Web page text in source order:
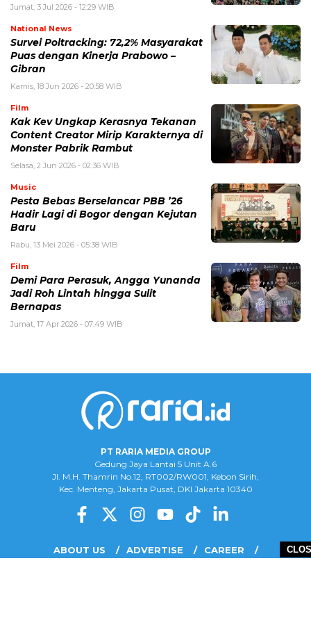
Jumat, 3 Jul 2026 - 12:29 WIB
National News
Survei Poltracking: 72,2% Masyarakat
Puas dengan Kinerja Prabowo –
Gibran
Kamis, 18 Jun 2026 - 20:58 WIB
Film
Kak Kev Ungkap Kerasnya Tekanan
Content Creator Mirip Karakternya di
Monster Pabrik Rambut
Selasa, 2 Jun 2026 - 02:36 WIB
Music
Pesta Bebas Berselancar PBB ’26
Hadir Lagi di Bogor dengan Kejutan
Baru
Rabu, 13 Mei 2026 - 05:38 WIB
Film
Demi Para Perasuk, Angga Yunanda
Jadi Roh Lintah hingga Sulit
Bernapas
Jumat, 17 Apr 2026 - 07:49 WIB
PT RARIA MEDIA GROUP
Gedung Jaya Lantai 5 Unit A.6
Jl. M.H. Thamrin No.12, RT002/RW001, Kebon Sirih,
Kec. Menteng, Jakarta Pusat, DKI Jakarta 10340
ABOUT US ADVERTISE
CAREER